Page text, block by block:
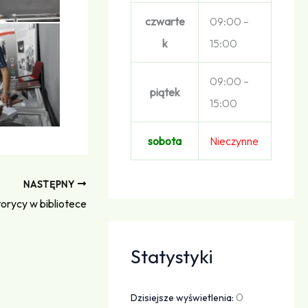
NASTĘPNY
w bibliotece
czwarte
k
09:00 –
15:00
piątek
09:00 –
15:00
sobota Nieczynne
Statystyki
Dzisiejsze wyświetlenia: 0